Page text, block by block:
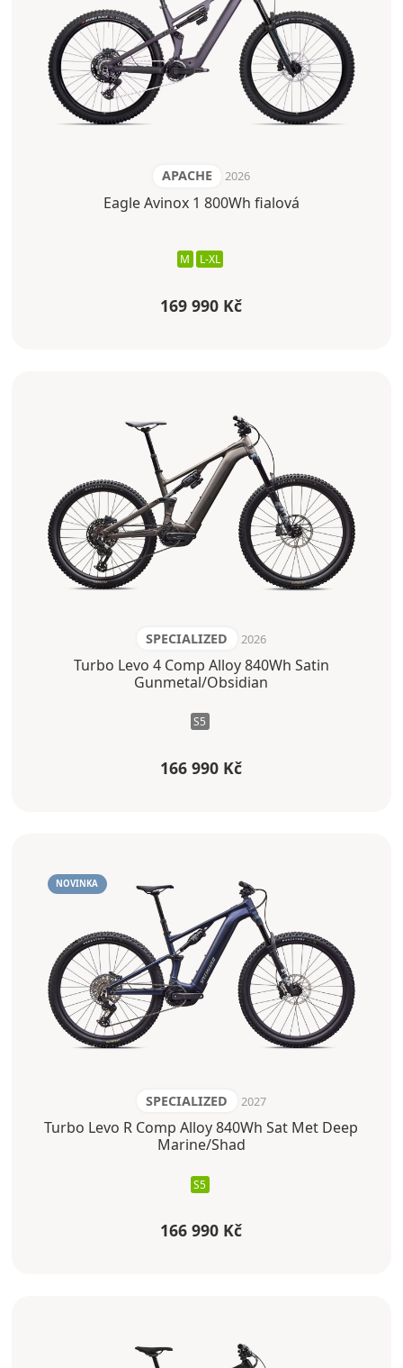
APACHE 2026
Eagle Avinox 1 800Wh fialová
M L-XL
169 990 Kč
SPECIALIZED 2026
Turbo Levo 4 Comp Alloy 840Wh Satin
Gunmetal/Obsidian
S5
166 990 Kč
NOVINKA
SPECIALIZED 2027
Turbo Levo R Comp Alloy 840Wh Sat Met Deep
Marine/Shad
S5
166 990 Kč